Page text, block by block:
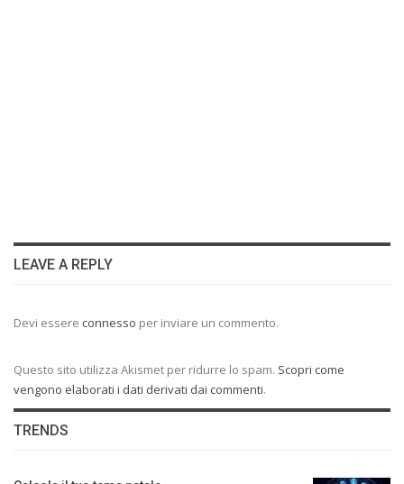
LEAVE A REPLY
Devi essere connesso per inviare un commento.
Questo sito utilizza Akismet per ridurre lo spam. Scopri come
vengono elaborati i dati derivati dai commenti.
TRENDS